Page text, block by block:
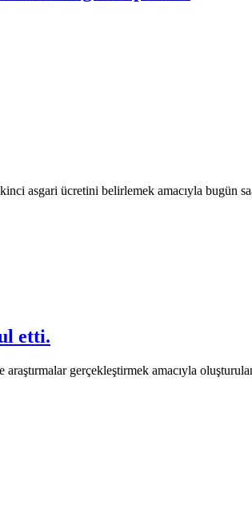
asgari ücretini belirlemek amacıyla bugün
etti.
gerçekleştirmek amacıyla